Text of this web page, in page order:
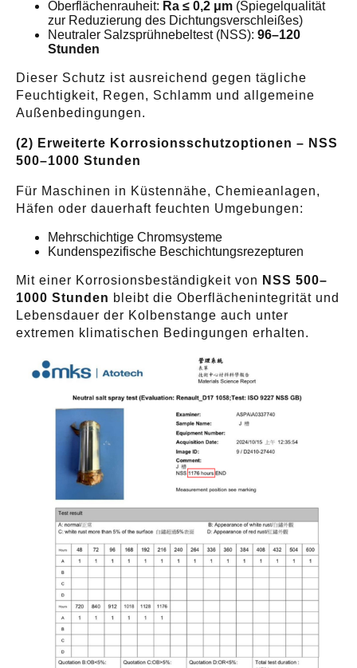
Oberflächenrauheit: Ra ≤ 0,2 μm (Spiegelqualität
zur Reduzierung des Dichtungsverschleißes)
Neutraler Salzsprühnebeltest (NSS): 96–120
Stunden
Dieser Schutz ist ausreichend gegen tägliche
Feuchtigkeit, Regen, Schlamm und allgemeine
Außenbedingungen.
(2) Erweiterte Korrosionsschutzoptionen – NSS
500–1000 Stunden
Für Maschinen in Küstennähe, Chemieanlagen,
Häfen oder dauerhaft feuchten Umgebungen:
Mehrschichtige Chromsysteme
Kundenspezifische Beschichtungsrezepturen
Mit einer Korrosionsbeständigkeit von NSS 500–
1000 Stunden bleibt die Oberflächenintegrität und
Lebensdauer der Kolbenstange auch unter
extremen klimatischen Bedingungen erhalten.